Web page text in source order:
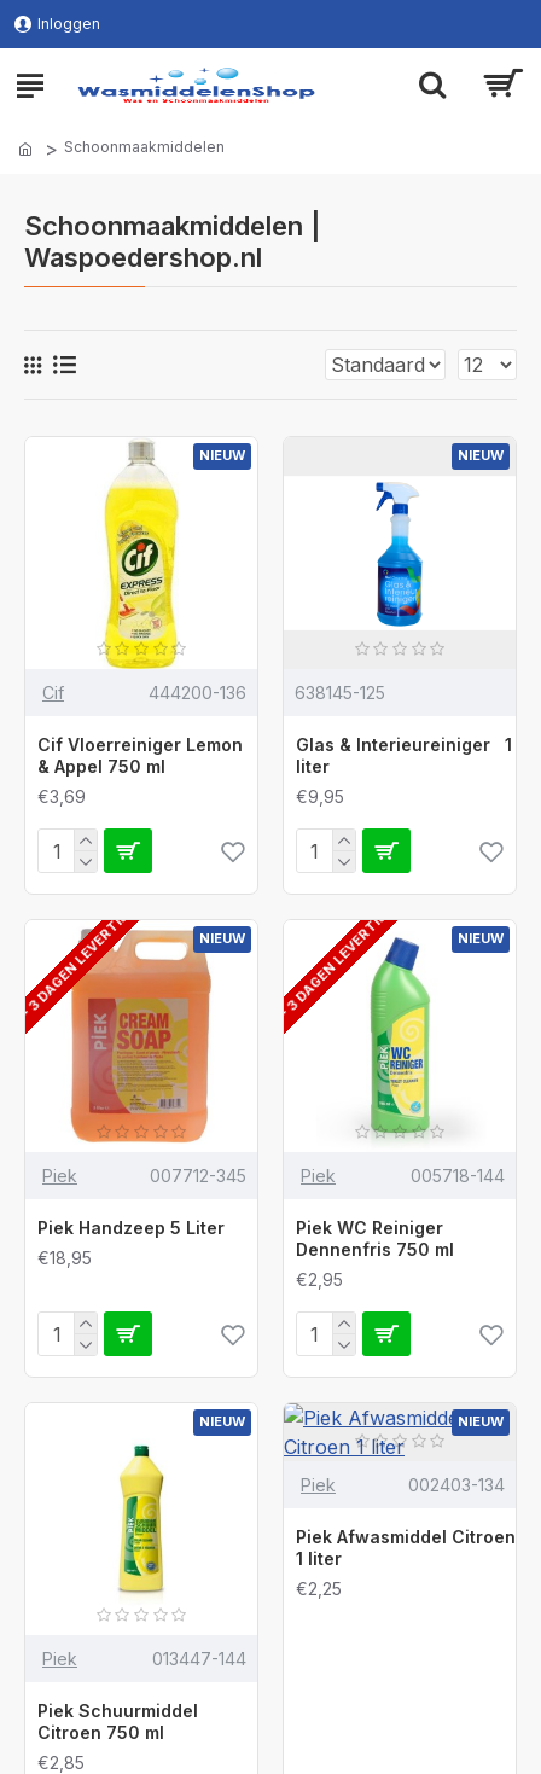
Inloggen
Schoonmaakmiddelen
Schoonmaakmiddelen |
Waspoedershop.nl
NIEUW
Cif 444200-136
Cif Vloerreiniger Lemon
& Appel 750 ml
€3,69
NIEUW
638145-125
Glas & Interieureiniger 1
liter
€9,95
NIEUW
2 - 3 DAGEN LEVERTIJD
Piek 007712-345
Piek Handzeep 5 Liter
€18,95
NIEUW
2 - 3 DAGEN LEVERTIJD
Piek 005718-144
Piek WC Reiniger
Dennenfris 750 ml
€2,95
NIEUW
Piek 013447-144
Piek Schuurmiddel
Citroen 750 ml
€2,85
NIEUW
Piek 002403-134
Piek Afwasmiddel Citroen
1 liter
€2,25